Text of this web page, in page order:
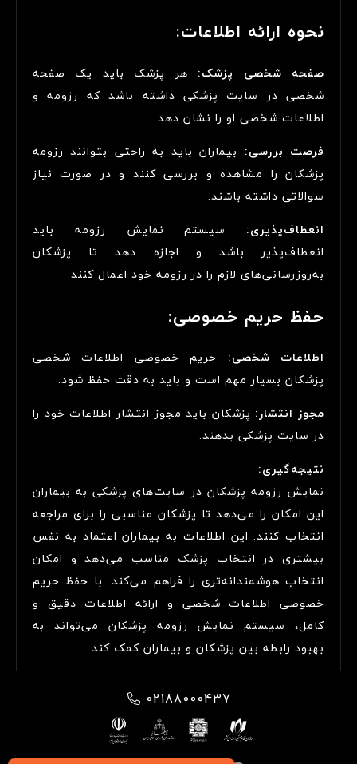
نحوه ارائه اطلاعات:
صفحه شخصی پزشک: هر پزشک باید یک صفحه
شخصی در سایت پزشکی داشته باشد که رزومه و
اطلاعات شخصی او را نشان دهد.
فرصت بررسی: بیماران باید به راحتی بتوانند رزومه
پزشکان را مشاهده و بررسی کنند و در صورت نیاز
سوالاتی داشته باشند.
انعطاف‌پذیری: سیستم نمایش رزومه باید
انعطاف‌پذیر باشد و اجازه دهد تا پزشکان
به‌روزرسانی‌های لازم را در رزومه خود اعمال کنند.
حفظ حریم خصوصی:
اطلاعات شخصی: حریم خصوصی اطلاعات شخصی
پزشکان بسیار مهم است و باید به دقت حفظ شود.
مجوز انتشار: پزشکان باید مجوز انتشار اطلاعات خود را
در سایت پزشکی بدهند.
نتیجه‌گیری:
نمایش رزومه پزشکان در سایت‌های پزشکی به بیماران
این امکان را می‌دهد تا پزشکان مناسبی را برای مراجعه
انتخاب کنند. این اطلاعات به بیماران اعتماد به نفس
بیشتری در انتخاب پزشک مناسب می‌دهد و امکان
انتخاب هوشمندانه‌تری را فراهم می‌کند. با حفظ حریم
خصوصی اطلاعات شخصی و ارائه اطلاعات دقیق و
کامل، سیستم نمایش رزومه پزشکان می‌تواند به
بهبود رابطه بین پزشکان و بیماران کمک کند.
02188000437